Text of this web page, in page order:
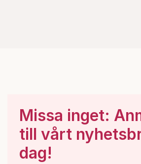
Missa inget:
till vårt
dag!